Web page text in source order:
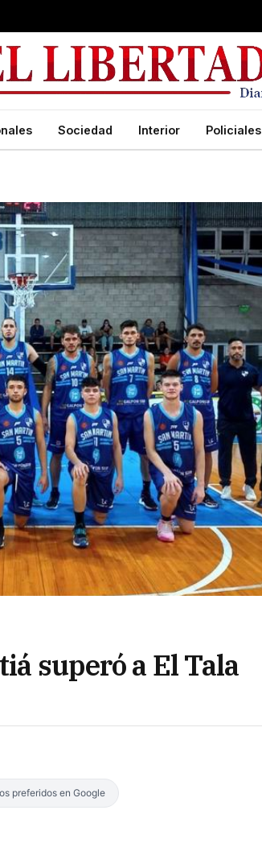
Sociedad Interior Policiales
superó a El Tala
preferidos en Google